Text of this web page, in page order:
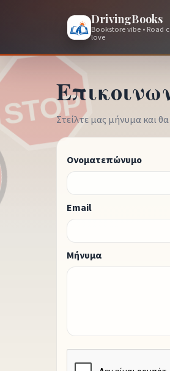
DrivingBooks
Bookstore vibe • Road
love
Στείλτε μας μήνυμα και
Ονοματεπώνυμο
Email
Μήνυμα